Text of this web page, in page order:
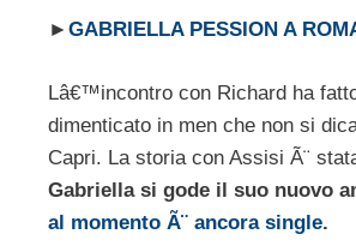
► GABRIELLA PESSION A
Lâ€™incontro con Richard ha
dimenticato in men che non si
Capri. La storia con Assisi Ã¨
Gabriella si gode il suo nuovo
al momento Ã¨ ancora single.